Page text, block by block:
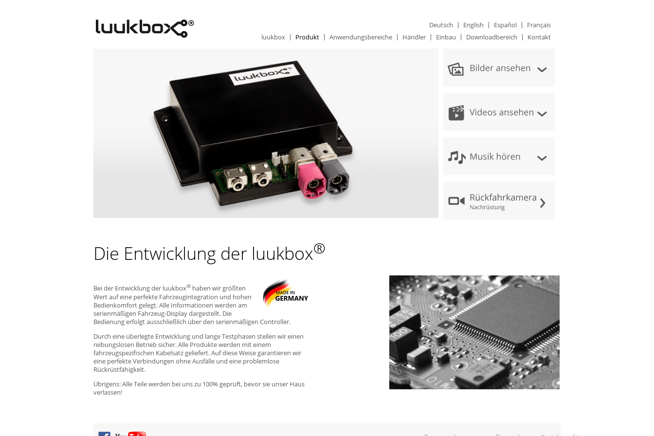
Deutsch English Español
Français
luukbox
Produkt Anwendungsbereiche Händler Einbau Downloadbereich Kontakt
Die Entwicklung der luukbox®
Bei der Entwicklung der luukbox® haben wir größten
Wert auf eine perfekte Fahrzeugintegration und hohen
Bedienkomfort gelegt. Alle Informationen werden am
serienmäßigen Fahrzeug-Display dargestellt. Die
Bedienung erfolgt ausschließlich über den serienmäßigen Controller.
Durch eine überlegte Entwicklung und lange Testphasen stellen wir einen
reibungslosen Betrieb sicher. Alle Produkte werden mit einem
fahrzeugspezifischen Kabelsatz geliefert. Auf diese Weise garantieren wir
eine perfekte Verbindungen ohne Ausfälle und eine problemlose
Rückrüstfähigkeit.
Übrigens: Alle Teile werden bei uns zu 100% geprüft, bevor sie unser Haus
verlassen!